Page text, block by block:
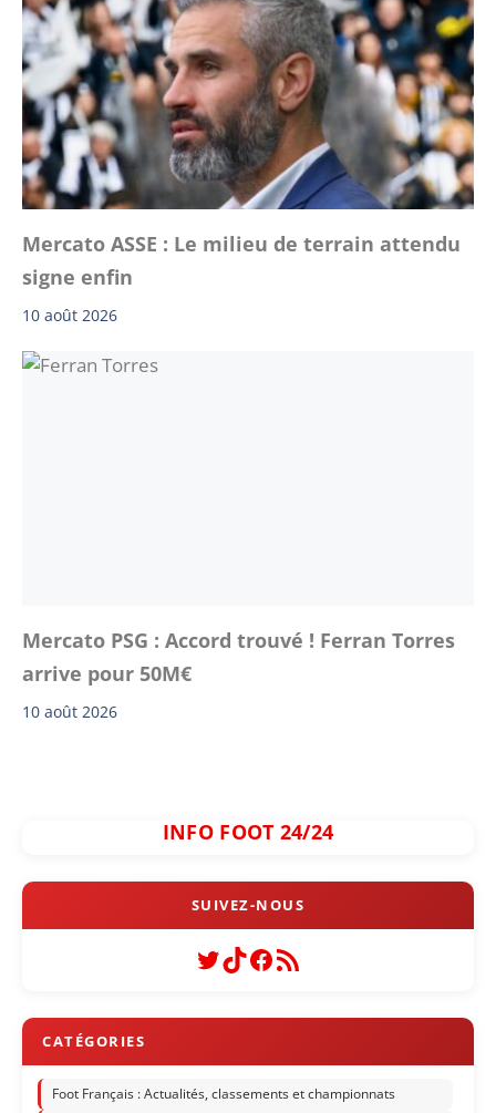
Mercato ASSE : Le milieu de terrain attendu
signe enfin
10 août 2026
Mercato PSG : Accord trouvé ! Ferran Torres
arrive pour 50M€
10 août 2026
INFO FOOT 24/24
Twitter
TikTok
Facebook
Flux RSS
Foot Français : Actualités, classements et championnats